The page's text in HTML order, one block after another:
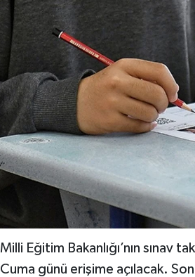
Milli Eğitim Bakanlığı’nın sınav
Cuma günü erişime açılacak.